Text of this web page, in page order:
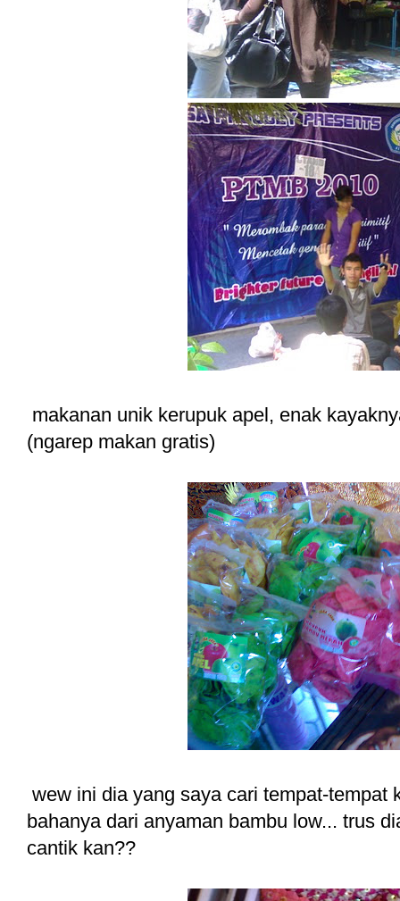
makanan unik kerupuk apel, enak
(ngarep makan gratis)
wew ini dia yang saya cari tempat-tempat
bahanya dari anyaman bambu low... trus
cantik kan??